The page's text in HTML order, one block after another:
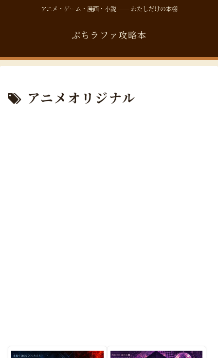
アニメ・ゲーム・漫画・小説 ── わたしだけの本棚
ぷちラファ攻略本
アニメオリジナル